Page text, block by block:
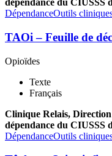
dépendance du CIUSSS
DépendanceOutils
TAOi – Feuille de
Opioïdes
Texte
Français
Clinique Relais,
dépendance du CIUSSS
DépendanceOutils